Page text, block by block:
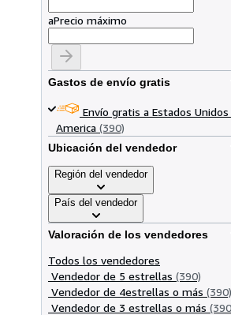
aPrecio máximo
Gastos de envío gratis
Envío gratis a Estados
America (390)
Ubicación del vendedor
Región del vendedor
País del vendedor
Valoración de los vendedores
Todos los vendedores
Vendedor de 5 estrellas (390)
Vendedor de 4estrellas o más (390)
Vendedor de 3 estrellas o más